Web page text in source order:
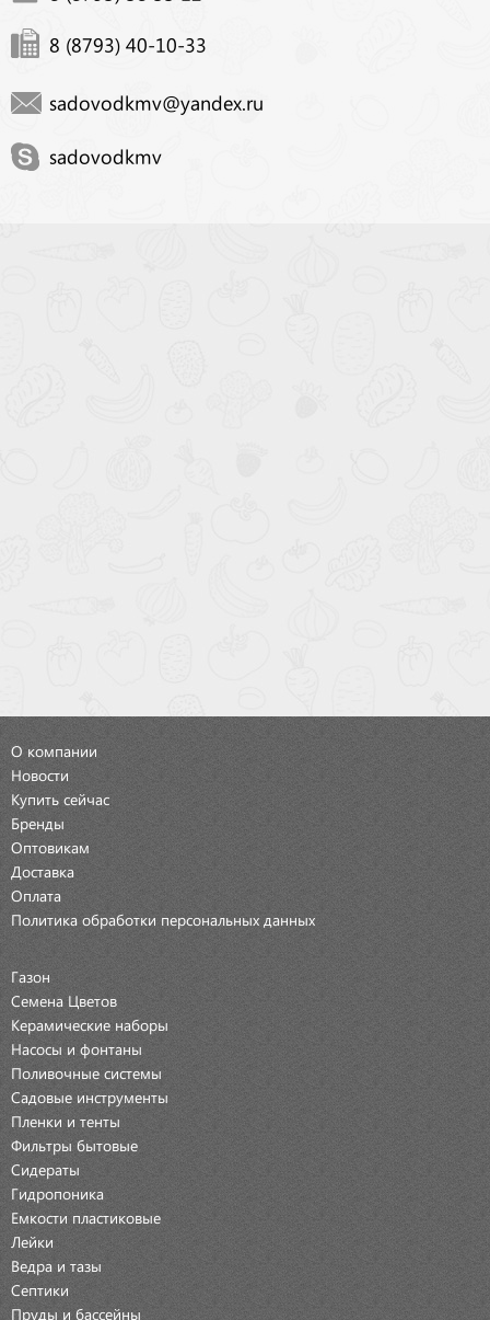
8 (8793) 40-10-33
sadovodkmv@yandex.ru
sadovodkmv
О компании
Новости
Купить сейчас
Бренды
Оптовикам
Доставка
Оплата
Политика обработки персональных данных
Газон
Семена Цветов
Керамические наборы
Насосы и фонтаны
Поливочные системы
Садовые инструменты
Пленки и тенты
Фильтры бытовые
Сидераты
Гидропоника
Емкости пластиковые
Лейки
Ведра и тазы
Септики
Пруды и бассейны